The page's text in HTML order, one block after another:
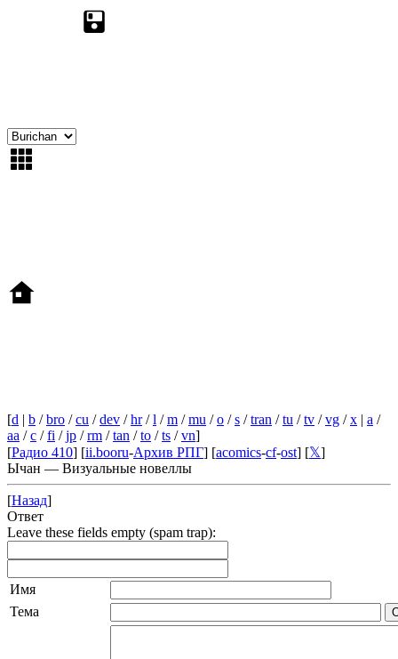
[d | b /bro /cu /dev /hr/l /m /mu /o /s /tran /tu /tv /vg /x | a /
aa /c /fi /jp /rm /tan /to /ts /vn]
[Радио 410] [ii.booru-Архив РПГ] [acomics-cf-ost] [𝕏]
Ычан — Визуальные новеллы
[Назад]
Ответ
Leave these fields empty (spam trap):
Имя
Тема